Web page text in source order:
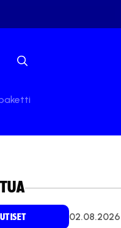
02.08.2026